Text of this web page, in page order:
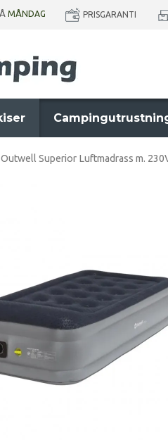
MÅNDAG PRISGARANTI
Outwell Superior Luftmadrass m.